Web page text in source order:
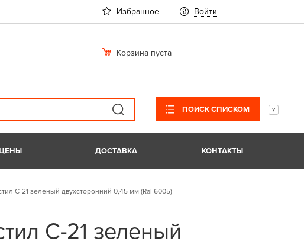
Избранное Войти
Корзина пуста
ПОИСК СПИСКОМ
ДОСТАВКА КОНТАКТЫ
С-21 зеленый двухсторонний 0,45 мм (Ral 6005)
С-21 зеленый